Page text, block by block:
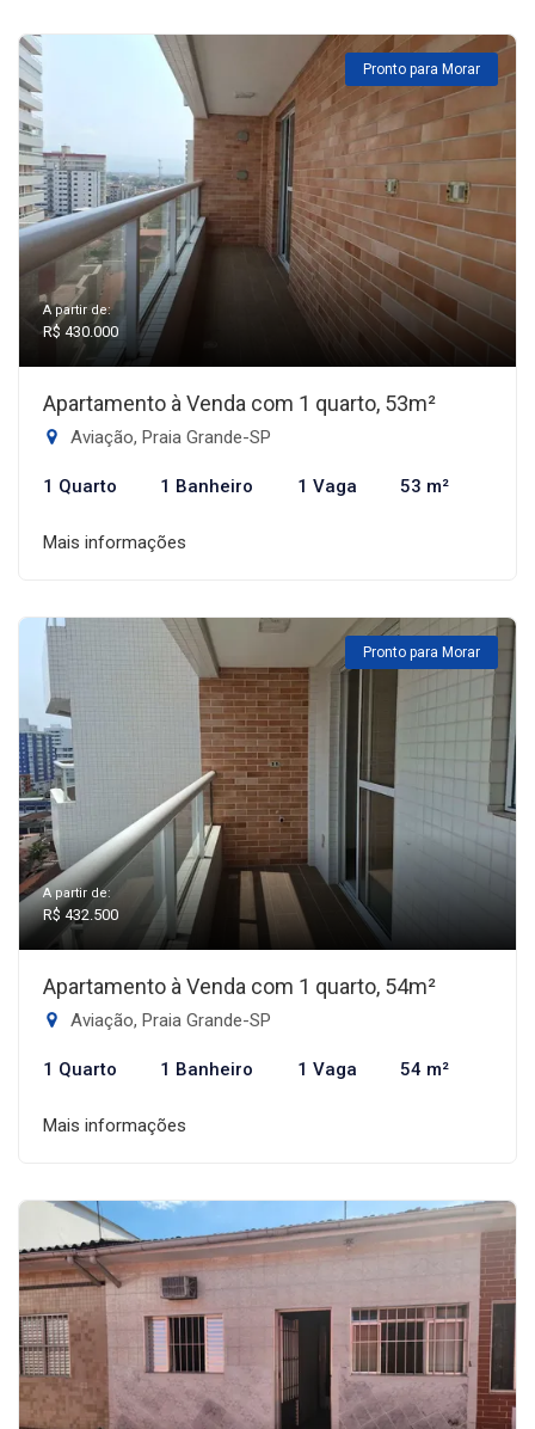
Pronto para Morar
A partir de:
R$ 430.000
Apartamento à Venda com 1 quarto, 53m²
Aviação, Praia Grande-SP
1 Quarto 1 Banheiro 1 Vaga 53 m²
Mais informações
Pronto para Morar
A partir de:
R$ 432.500
Apartamento à Venda com 1 quarto, 54m²
Aviação, Praia Grande-SP
1 Quarto 1 Banheiro 1 Vaga 54 m²
Mais informações